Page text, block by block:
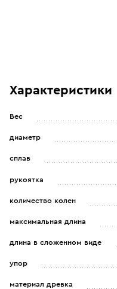
Характеристики
Вес
диаметр
сплав
рукоятка
количество колен
максимальная длина
длина в сложенном виде
упор
материал древка